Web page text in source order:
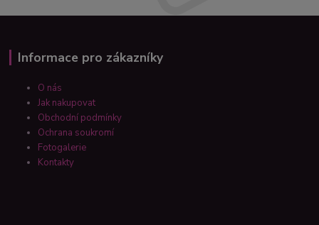
Informace pro zákazníky
O nás
Jak nakupovat
Obchodní podmínky
Ochrana soukromí
Fotogalerie
Kontakty